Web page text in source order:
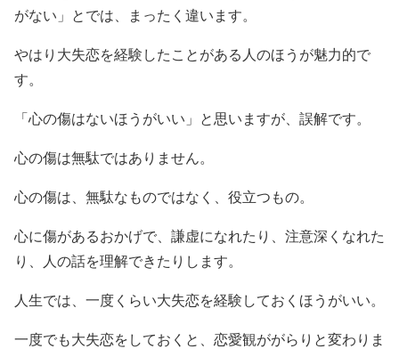
がない」とでは、まったく違います。
やはり大失恋を経験したことがある人のほうが魅力的で
す。
「心の傷はないほうがいい」と思いますが、誤解です。
心の傷は無駄ではありません。
心の傷は、無駄なものではなく、役立つもの。
心に傷があるおかげで、謙虚になれたり、注意深くなれた
り、人の話を理解できたりします。
人生では、一度くらい大失恋を経験しておくほうがいい。
一度でも大失恋をしておくと、恋愛観ががらりと変わりま